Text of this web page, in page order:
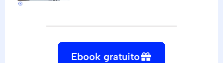
Ebook gratuito